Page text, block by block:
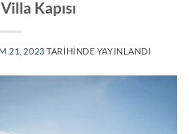
Kapısı
21, 2023 TARIHINDE YAYINLANDI